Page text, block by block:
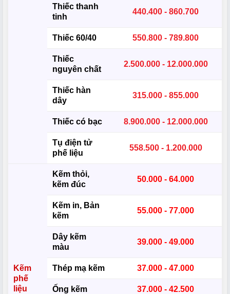
Thiếc thanh
tinh
440.400 - 860.700
Thiếc 60/40 550.800 - 789.800
Thiếc
nguyên chất
2.500.000 - 12.000.000
Thiếc hàn
dây
315.000 - 855.000
Thiếc có bạc 8.900.000 - 12.000.000
Tụ điện tử
phế liệu
558.500 - 1.200.000
Kẽm
phế
liệu
Kẽm thỏi,
kẽm đúc
50.000 - 64.000
Kẽm in, Bản
kẽm
55.000 - 77.000
Dây kẽm
màu
39.000 - 49.000
Thép mạ kẽm 37.000 - 47.000
Ống kẽm 37.000 - 42.500